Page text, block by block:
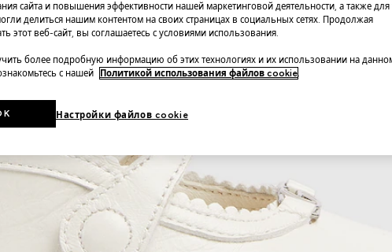
сайта и повышения эффективности нашей маркетинговой деятельности, а также для
делиться нашим контентом на своих страницах в социальных сетях. Продолжая
этот веб-сайт, вы соглашаетесь с условиями использования.
более подробную информацию об этих технологиях и их использовании на
с нашей
Политикой использования файлов cookie.
Настройки файлов cookie